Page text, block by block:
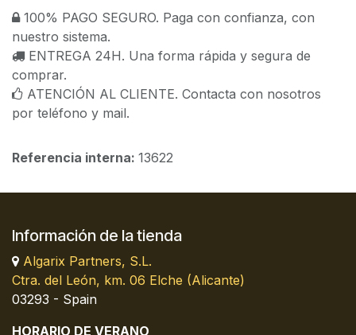
100% PAGO SEGURO. Paga con confianza, con
nuestro sistema.
ENTREGA 24H. Una forma rápida y segura de
comprar.
ATENCIÓN AL CLIENTE. Contacta con nosotros
por teléfono y mail.
Referencia interna: 13622
Información de la tienda
Algarix Partners, S.L.
Ctra. del León, km. 06 Elche (Alicante)
03293 - Spain
HORARIO DE VERANO